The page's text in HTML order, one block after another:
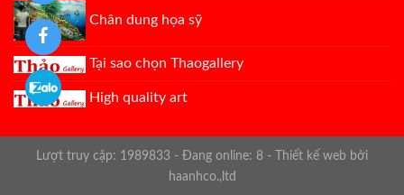
Chân dung họa sỹ
Tại sao chọn Thaogallery
High quality art
Lượt truy cập: 1989833 - Đang online: 8 -
Thiết kế web bởi
haanhco.,ltd